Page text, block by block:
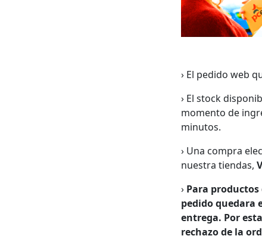
› El pedido web
› El stock
momento de
minutos.
› Una compra
nuestra tiendas,
› Para
pedido quedara
entrega. Por
rechazo de la